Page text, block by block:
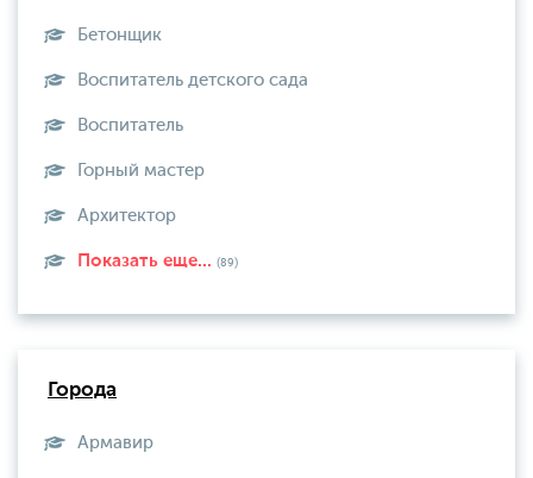
Бетонщик
Воспитатель детского сада
Воспитатель
Горный мастер
Архитектор
Показать еще... (89)
Города
Армавир